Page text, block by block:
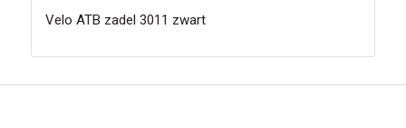
Velo ATB zadel 3011 zwart